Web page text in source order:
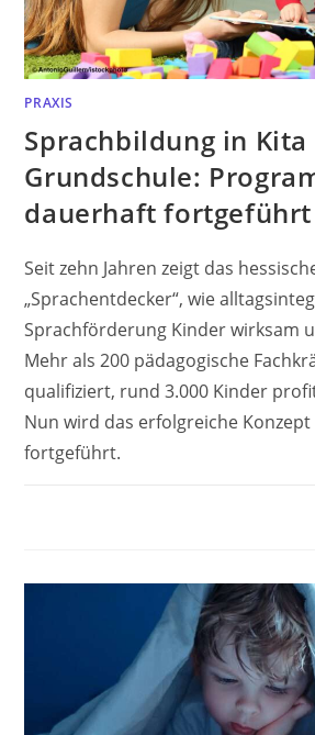
PRAXIS
Sprachbildung in Kita
Grundschule:
dauerhaft fortgeführt
Seit zehn Jahren zeigt das
„Sprachentdecker“, wie
Sprachförderung Kinder wirksam
Mehr als 200 pädagogische
qualifiziert, rund 3.000 Kinder
Nun wird das erfolgreiche
fortgeführt.